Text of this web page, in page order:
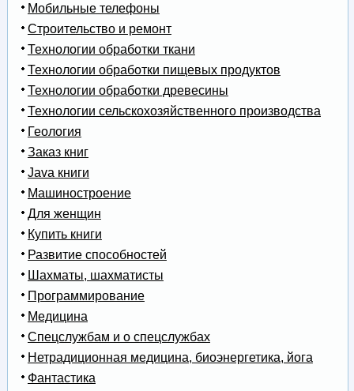
Мобильные телефоны
Строительство и ремонт
Технологии обработки ткани
Технологии обработки пищевых продуктов
Технологии обработки древесины
Технологии сельскохозяйственного производства
Геология
Заказ книг
Java книги
Машиностроение
Для женщин
Купить книги
Развитие способностей
Шахматы, шахматисты
Программирование
Медицина
Спецслужбам и о спецслужбах
Нетрадиционная медицина, биоэнергетика, йога
Фантастика